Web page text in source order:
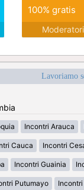
100% gratis
Lavoriamo
Incontri Arauca
Cauca Incontri
Incontri Guainia
Putumayo